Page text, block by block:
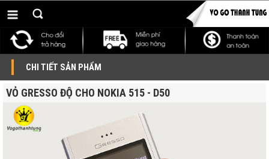
CHI TIẾT SẢN PHẨM
VỎ GRESSO ĐỘ CHO NOKIA 515 - D50